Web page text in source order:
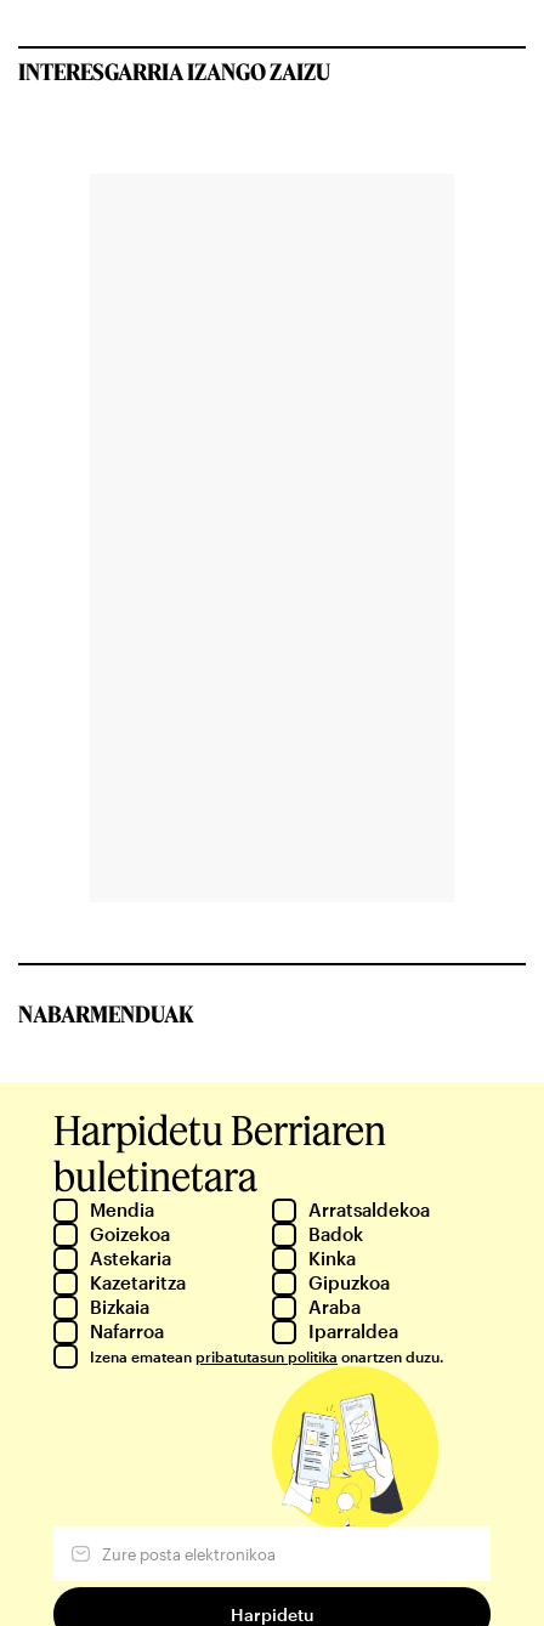
INTERESGARRIA IZANGO ZAIZU
NABARMENDUAK
Harpidetu Berriaren
buletinetara
Mendia
Arratsaldekoa
Goizekoa
Badok
Astekaria
Kinka
Kazetaritza
Gipuzkoa
Bizkaia
Araba
Nafarroa
Iparraldea
Izena ematean pribatutasun politika onartzen duzu.